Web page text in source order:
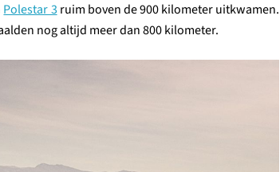
Polestar 3 ruim boven de 900 kilometer uitkwamen.
nog altijd meer dan 800 kilometer.